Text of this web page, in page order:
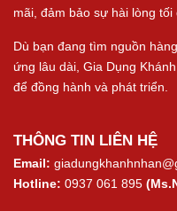
mãi, đảm bảo sự hài lòng tối
Dù bạn đang tìm nguồn
ứng lâu dài, Gia Dụng
để đồng hành và phát triển.
THÔNG TIN LIÊN HỆ
Email:
Hotline: 0937 061 895